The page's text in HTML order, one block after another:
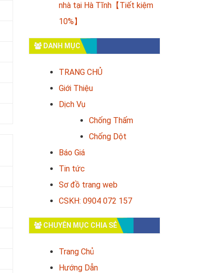
nhà tại Hà Tĩnh【Tiết kiệm
10%】
DANH MỤC
TRANG CHỦ
Giới Thiệu
Dịch Vụ
Chống Thấm
Chống Dột
Báo Giá
Tin tức
Sơ đồ trang web
CSKH: 0904 072 157
CHUYÊN MỤC CHIA SẺ
Trang Chủ
Hướng Dẫn